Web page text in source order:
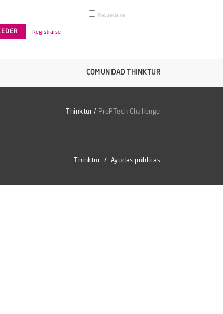
Recuérdame
Registrarse
COMUNIDAD THINKTUR
Thinktur / ProPTech Challenge
Thinktur / Ayudas públicas